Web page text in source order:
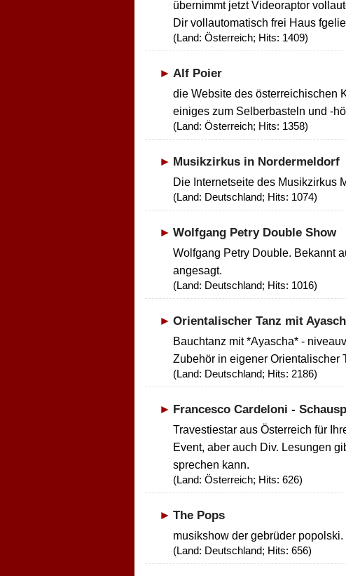
übernimmt jetzt Videoraptor
Dir vollautomatisch frei Haus
(Land: Österreich; Hits: 1409)
Alf Poier
die Website des österreichischen
einiges zum Selberbasteln und -
(Land: Österreich; Hits: 1358)
Musikzirkus in Nordermeldorf
Die Internetseite des Musikzirkus
(Land: Deutschland; Hits: 1074)
Wolfgang Petry Double Show
Wolfgang Petry Double. Bekannt
angesagt.
(Land: Deutschland; Hits: 1016)
Orientalischer Tanz mit
Bauchtanz mit *Ayascha* -
Zubehör in eigener Orientalischer
(Land: Deutschland; Hits: 2186)
Francesco Cardeloni -
Travestiestar aus Österreich für
Event, aber auch Div. Lesungen
sprechen kann.
(Land: Österreich; Hits: 626)
The Pops
musikshow der gebrüder popolski.
(Land: Deutschland; Hits: 656)